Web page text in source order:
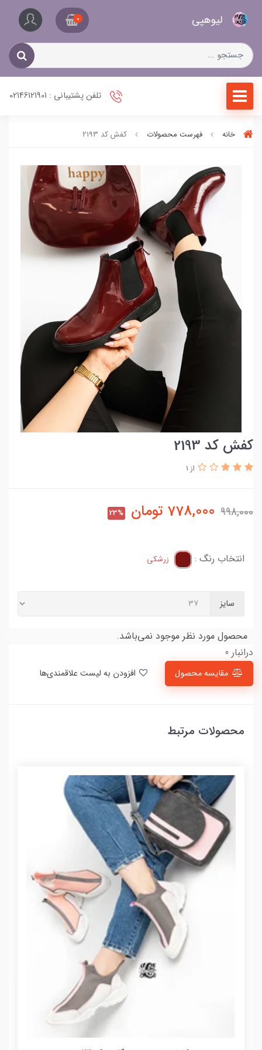
لیو‌هپی 0
تلفن پشتیبانی : 02146121901
خانه فهرست محصولات کفش کد 2193
کفش کد 2193
از 1
998,000
778,000 تومان 23%
انتخاب رنگ : زرشکی
سایز
محصول مورد نظر موجود نمی‌باشد.
درانبار 0
مقایسه محصول
محصولات مرتبط